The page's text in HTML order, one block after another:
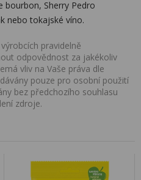
bourbon, Sherry Pedro
nebo tokajské víno.
pravidelně
odpovědnost za jakékoliv
vliv na Vaše práva dle
pouze pro osobní použití
bez předchozího souhlasu
zdroje.